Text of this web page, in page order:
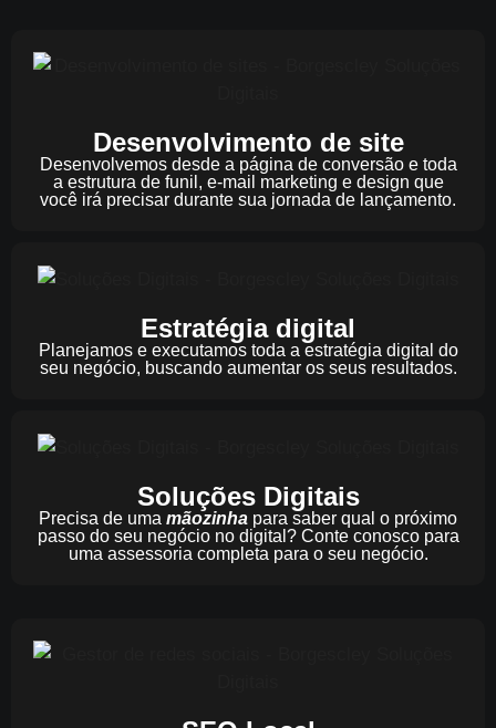
Desenvolvimento de site
Desenvolvemos desde a página de conversão e toda
a estrutura de funil, e-mail marketing e design que
você irá precisar durante sua jornada de lançamento.
Estratégia digital
Planejamos e executamos toda a estratégia digital do
seu negócio, buscando aumentar os seus resultados.​
Soluções Digitais
Precisa de uma mãozinha para saber qual o próximo
passo do seu negócio no digital? Conte conosco para
uma assessoria completa para o seu negócio.